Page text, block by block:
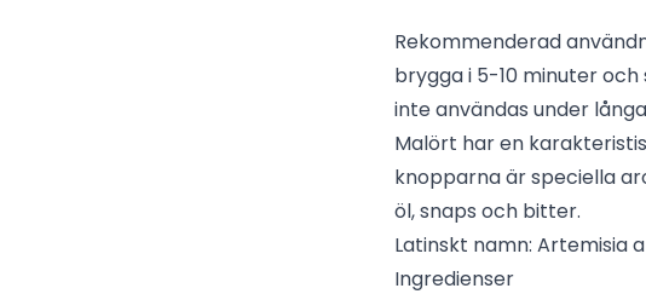
Rekommenderad
brygga i 5-10 minuter och
inte användas under
Malört har en
knopparna är speciella
öl, snaps och bitter.
Latinskt namn: Artemisia
Ingredienser